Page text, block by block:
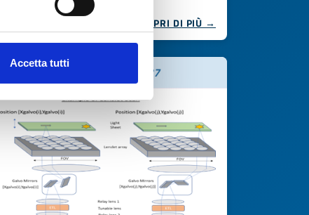
Accetta tutti
SCOPRI DI PIÙ →
Scade il 03 aprile 2027